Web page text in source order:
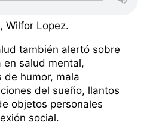
Wilfor Lopez.
también alertó sobre
en salud mental,
de humor, mala
del sueño, llantos
objetos personales
social.